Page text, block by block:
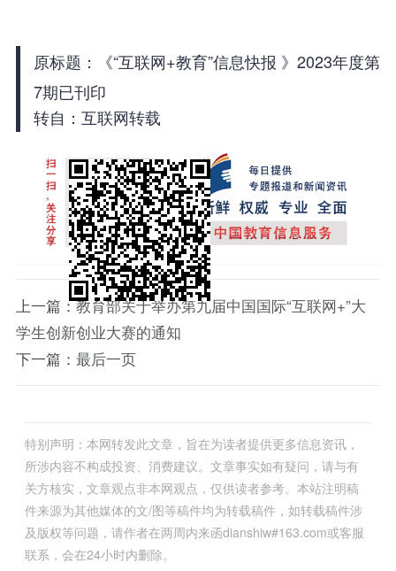
原标题：《“互联网+教育”信息快报 》2023年度第
7期已刊印
转自：互联网转载
上一篇：教育部关于举办第九届中国国际“互联网+”大
学生创新创业大赛的通知
下一篇： 最后一页
特别声明：本网转发此文章，旨在为读者提供更多信息资讯，
所涉内容不构成投资、消费建议。文章事实如有疑问，请与有
关方核实，文章观点非本网观点，仅供读者参考。本站注明稿
件来源为其他媒体的文/图等稿件均为转载稿件，如转载稿件涉
及版权等问题，请作者在两周内来函dianshiw#163.com或客服
联系，会在24小时内删除。